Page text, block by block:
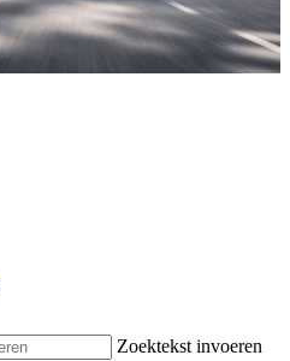
Zoektekst invoeren